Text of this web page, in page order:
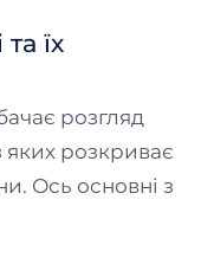
їх
розгляд
яких розкриває
Ось основні з